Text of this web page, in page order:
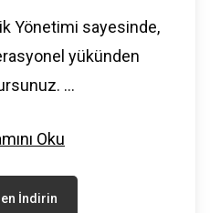
Yönetimi sayesinde,
yükünden
...
Oku
İndirin